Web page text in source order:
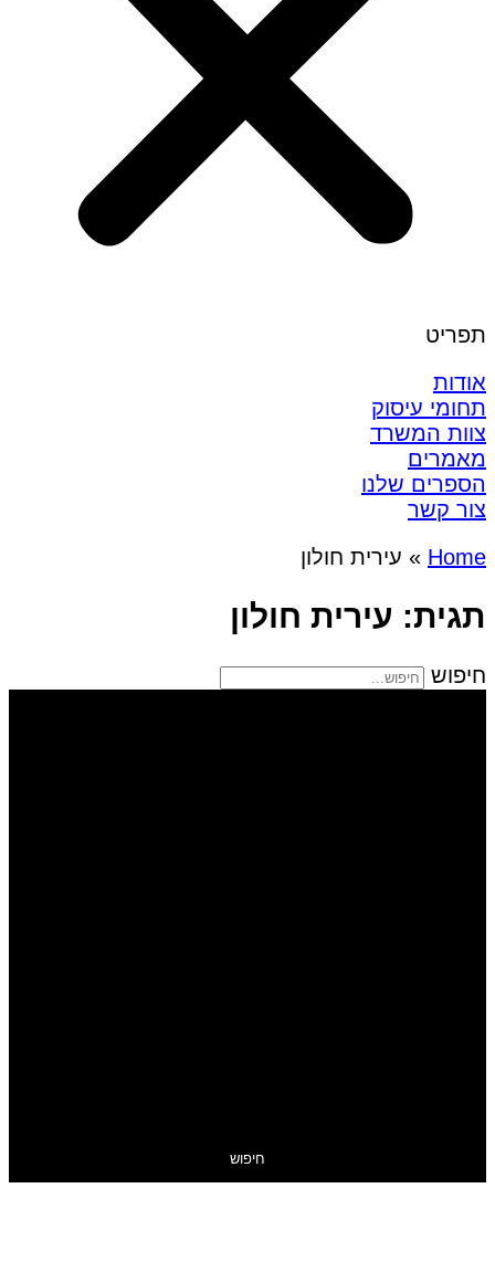
תפריט
אודות
תחומי עיסוק
צוות המשרד
מאמרים
הספרים שלנו
צור קשר
Home
» עירית חולון
תגית: עירית חולון
חיפוש
חיפוש